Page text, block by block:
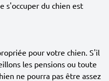
s'occuper du chien est
pour votre chien. S'il
les pensions ou toute
ne pourra pas être assez